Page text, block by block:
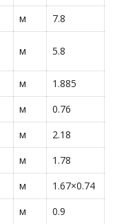
м
7.8
м 5.8
м
1.885
м
0.76
м
2.18
м
1.78
м
1.67×0.74
м
0.9